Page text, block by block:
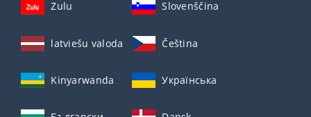
Zulu Slovenščina
latviešu valoda Čeština
Kinyarwanda Українська